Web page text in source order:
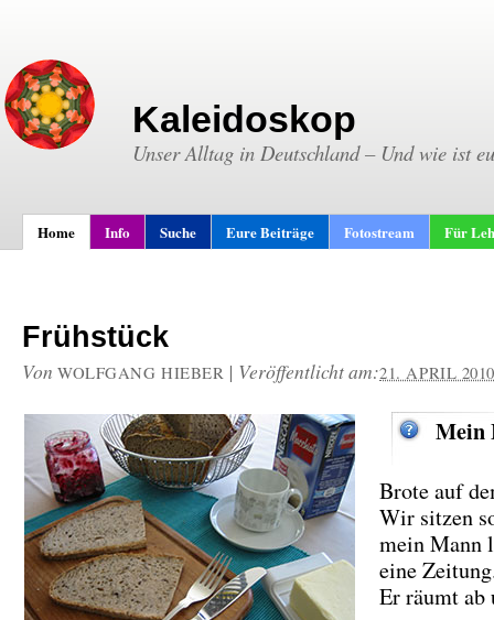
Kaleidoskop
Unser Alltag in Deutschland – Und wie ist
Home Info Suche Eure Beiträge Fotostream Für
Frühstück
Von WOLFGANG HIEBER | Veröffentlicht am:21. APRIL 2010
Mein
Brote auf
Wir sitzen
mein Mann
eine
Er räumt ab